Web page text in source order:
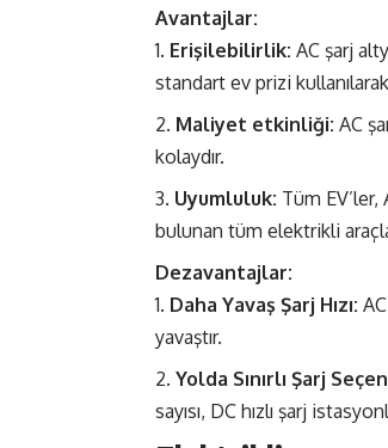
Avantajlar:
Erişilebilirlik: AC şarj
standart ev prizi
Maliyet etkinliği: AC
kolaydır.
Uyumluluk: Tüm
bulunan tüm elektrikli
Dezavantajlar:
Daha Yavaş Şarj Hızı:
yavaştır.
Yolda Sınırlı Şarj
sayısı, DC hızlı şarj